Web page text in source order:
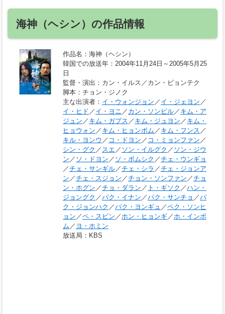
海神（ヘシン）の作品情報
作品名 ：海神（ヘシン）
韓国での放送年 ：2004年11月24日～2005年5月25
日
監督・演出 ：カン・イルス／カン・ビョンテク
脚本 ：チョン・ジノク
主な出演者 ： イ・ウォンジョン ／ イ・ジェヨン ／
イ・ヒド ／ イ・ヨニ ／ カン・ソンピル／ キム・ア
ジュン ／ キム・ガプス ／ キム・ジュヨン ／ キム・
ヒョウォン ／ キム・ヒョンボム ／ キム・フンス ／
キル・ヨンウ ／ コ・ドヨン ／ コ・ミョンファン ／
シン・グク ／ スエ ／ ソン・イルグク ／ ソン・ジウ
ン ／ ソ・ドヨン ／ ソ・ボムシク ／チェ・ウンギョ
／チェ・サンギル／チェ・シラ ／チェ・ジョンア
ン ／チェ・スジョン ／チョン・ソンファン ／チョ
ン・ホグン ／チョ・ダラン ／ ト・ギソク ／ハン・
ジョングク ／パク・イナン ／パク・サンチョ ／パ
ク・ジョンハク ／パク・ヨンギュ ／ペク・ソンヒ
ョン ／ペ・スビン ／ホン・ヒョンギ／ホ・インボ
ム ／ ヨ・ホミン
放送局 ：KBS